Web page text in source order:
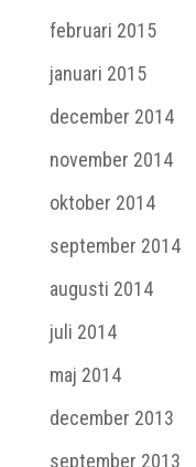
februari 2015
januari 2015
december 2014
november 2014
oktober 2014
september 2014
augusti 2014
juli 2014
maj 2014
december 2013
september 2013